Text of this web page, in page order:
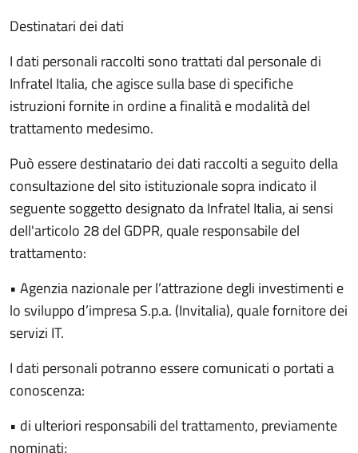
Destinatari dei dati
I dati personali raccolti sono trattati dal personale di
Infratel Italia, che agisce sulla base di specifiche
istruzioni fornite in ordine a finalità e modalità del
trattamento medesimo.
Può essere destinatario dei dati raccolti a seguito della
consultazione del sito istituzionale sopra indicato il
seguente soggetto designato da Infratel Italia, ai sensi
dell'articolo 28 del GDPR, quale responsabile del
trattamento:
• Agenzia nazionale per l’attrazione degli investimenti e
lo sviluppo d’impresa S.p.a. (Invitalia), quale fornitore dei
servizi IT.
I dati personali potranno essere comunicati o portati a
conoscenza:
• di ulteriori responsabili del trattamento, previamente
nominati;